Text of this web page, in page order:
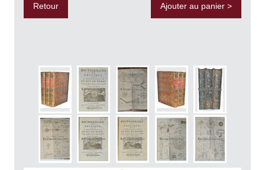
Retour Ajouter au panier >